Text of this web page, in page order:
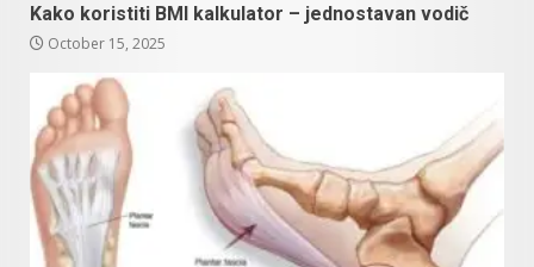
Kako koristiti BMI kalkulator – jednostavan vodič
October 15, 2025